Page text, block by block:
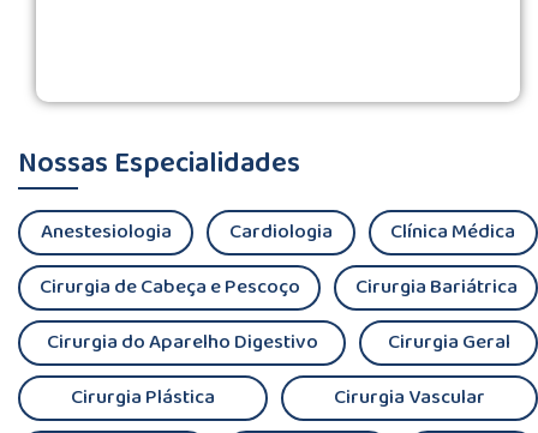
Nossas Especialidades
Anestesiologia Cardiologia
Clínica Médica
Cirurgia de Cabeça e Pescoço
Cirurgia Bariátrica
Cirurgia do Aparelho Digestivo
Cirurgia Geral
Cirurgia Plástica
Cirurgia Vascular